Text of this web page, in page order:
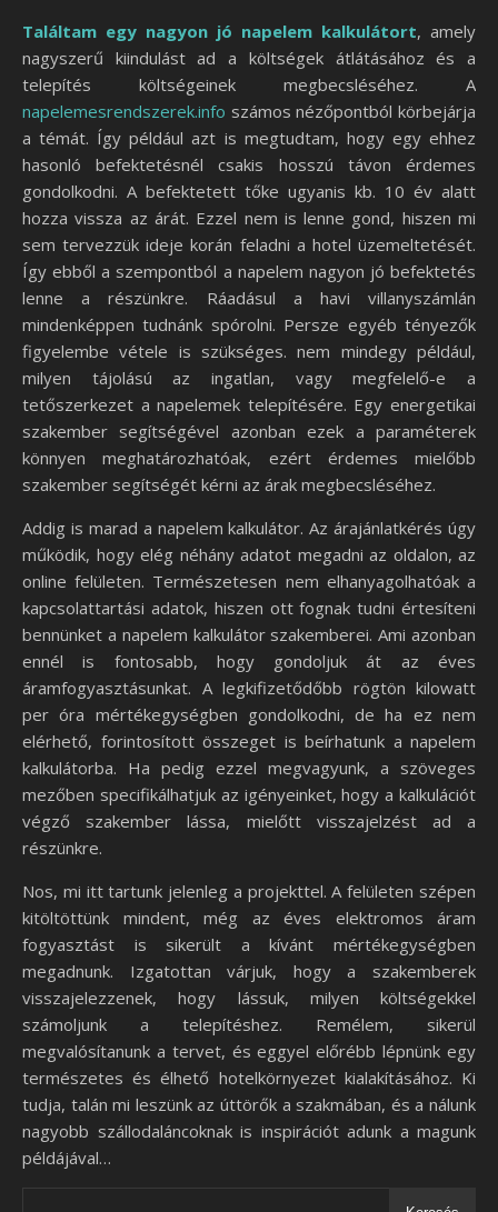
Találtam egy nagyon jó napelem kalkulátort, amely
nagyszerű kiindulást ad a költségek átlátásához és a
telepítés költségeinek megbecsléséhez. A
napelemesrendszerek.info számos nézőpontból körbejárja
a témát. Így például azt is megtudtam, hogy egy ehhez
hasonló befektetésnél csakis hosszú távon érdemes
gondolkodni. A befektetett tőke ugyanis kb. 10 év alatt
hozza vissza az árát. Ezzel nem is lenne gond, hiszen mi
sem tervezzük ideje korán feladni a hotel üzemeltetését.
Így ebből a szempontból a napelem nagyon jó befektetés
lenne a részünkre. Ráadásul a havi villanyszámlán
mindenképpen tudnánk spórolni. Persze egyéb tényezők
figyelembe vétele is szükséges. nem mindegy például,
milyen tájolású az ingatlan, vagy megfelelő-e a
tetőszerkezet a napelemek telepítésére. Egy energetikai
szakember segítségével azonban ezek a paraméterek
könnyen meghatározhatóak, ezért érdemes mielőbb
szakember segítségét kérni az árak megbecsléséhez.
Addig is marad a napelem kalkulátor. Az árajánlatkérés úgy
működik, hogy elég néhány adatot megadni az oldalon, az
online felületen. Természetesen nem elhanyagolhatóak a
kapcsolattartási adatok, hiszen ott fognak tudni értesíteni
bennünket a napelem kalkulátor szakemberei. Ami azonban
ennél is fontosabb, hogy gondoljuk át az éves
áramfogyasztásunkat. A legkifizetődőbb rögtön kilowatt
per óra mértékegységben gondolkodni, de ha ez nem
elérhető, forintosított összeget is beírhatunk a napelem
kalkulátorba. Ha pedig ezzel megvagyunk, a szöveges
mezőben specifikálhatjuk az igényeinket, hogy a kalkulációt
végző szakember lássa, mielőtt visszajelzést ad a
részünkre.
Nos, mi itt tartunk jelenleg a projekttel. A felületen szépen
kitöltöttünk mindent, még az éves elektromos áram
fogyasztást is sikerült a kívánt mértékegységben
megadnunk. Izgatottan várjuk, hogy a szakemberek
visszajelezzenek, hogy lássuk, milyen költségekkel
számoljunk a telepítéshez. Remélem, sikerül
megvalósítanunk a tervet, és eggyel előrébb lépnünk egy
természetes és élhető hotelkörnyezet kialakításához. Ki
tudja, talán mi leszünk az úttörők a szakmában, és a nálunk
nagyobb szállodaláncoknak is inspirációt adunk a magunk
példájával…